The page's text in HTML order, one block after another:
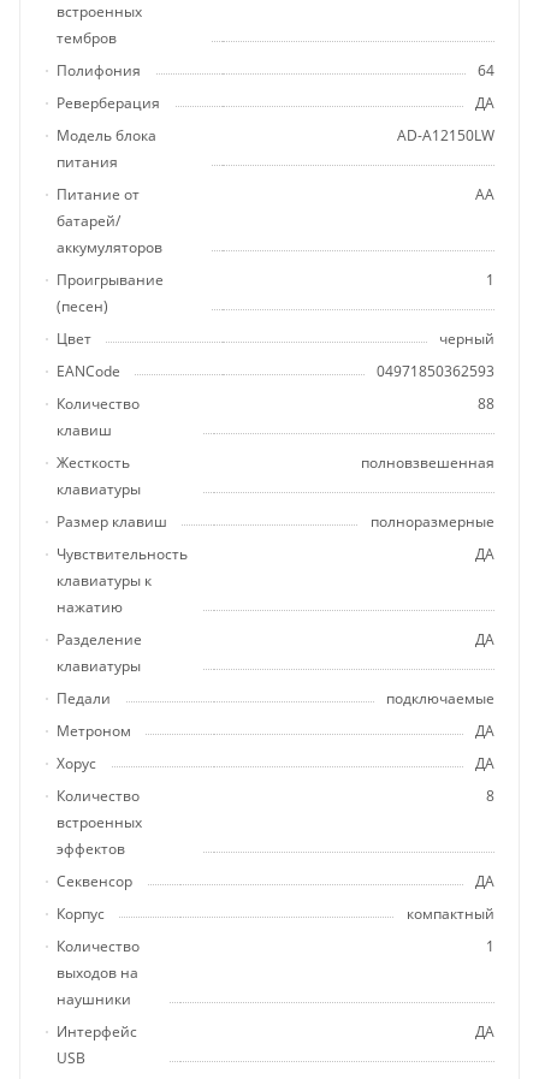
встроенных
тембров
Полифония
64
Реверберация
ДА
Модель блока
питания
AD-A12150LW
Питание от
батарей/
аккумуляторов
AA
Проигрывание
(песен)
1
Цвет
черный
EANCode
04971850362593
Количество
клавиш
88
Жесткость
клавиатуры
полновзвешенная
Размер клавиш
полноразмерные
Чувствительность
клавиатуры к
нажатию
ДА
Разделение
клавиатуры
ДА
Педали
подключаемые
Метроном
ДА
Хорус
ДА
Количество
встроенных
эффектов
8
Секвенсор
ДА
Корпус
компактный
Количество
выходов на
наушники
1
Интерфейс
USB
ДА